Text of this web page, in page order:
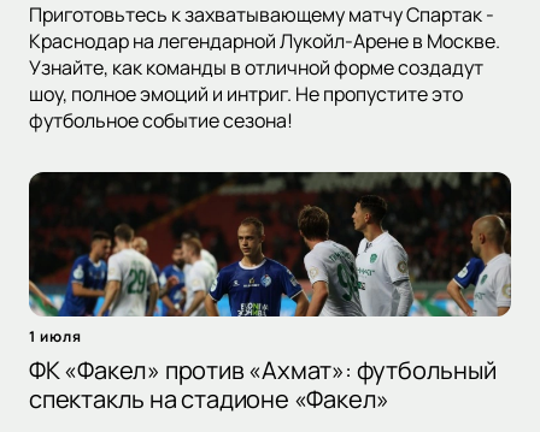
Приготовьтесь к захватывающему матчу Спартак -
Краснодар на легендарной Лукойл-Арене в Москве.
Узнайте, как команды в отличной форме создадут
шоу, полное эмоций и интриг. Не пропустите это
футбольное событие сезона!
1 июля
ФК «Факел» против «Ахмат»: футбольный
спектакль на стадионе «Факел»